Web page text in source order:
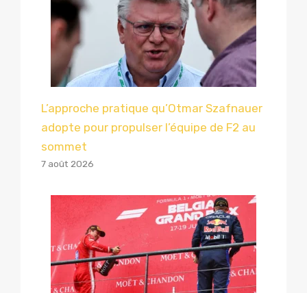
L’approche pratique qu’Otmar Szafnauer
adopte pour propulser l’équipe de F2 au
sommet
7 août 2026